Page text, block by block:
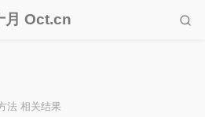
月 Oct.cn
法 相关结果